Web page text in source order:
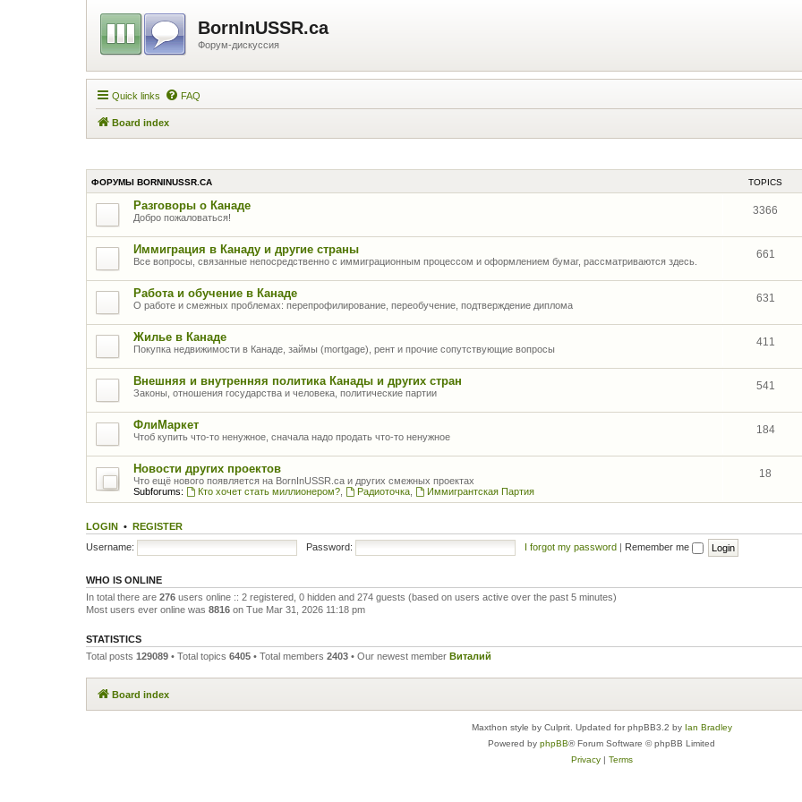
BornInUSSR.ca
Форум-дискуссия
Quick links FAQ
Board index
ФОРУМЫ BORNINUSSR.CA TOPICS
Разговоры о Канаде
Добро пожаловаться!
3366
Иммиграция в Канаду и другие страны
Все вопросы, связанные непосредственно с иммиграционным процессом и оформлением бумаг, рассматриваются здесь.
661
Работа и обучение в Канаде
О работе и смежных проблемах: перепрофилирование, переобучение, подтверждение диплома
631
Жилье в Канаде
Покупка недвижимости в Канаде, займы (mortgage), рент и прочие сопутствующие вопросы
411
Внешняя и внутренняя политика Канады и других стран
Законы, отношения государства и человека, политические партии
541
ФлиМаркет
Чтоб купить что-то ненужное, сначала надо продать что-то ненужное
184
Новости других проектов
Что ещё нового появляется на BornInUSSR.ca и других смежных проектах
Subforums:
Кто хочет стать миллионером?, Радиоточка, Иммигрантская Партия
18
LOGIN • REGISTER
Username:
Password: I forgot my password | Remember me
WHO IS ONLINE
In total there are 276 users online :: 2 registered, 0 hidden and 274 guests (based on users active over the past 5 minutes)
Most users ever online was 8816 on Tue Mar 31, 2026 11:18 pm
STATISTICS
Total posts 129089 • Total topics 6405 • Total members 2403 • Our newest member Виталий
Board index
Maxthon style by Culprit. Updated for phpBB3.2 by Ian Bradley
Powered by phpBB® Forum Software © phpBB Limited
Privacy| Terms